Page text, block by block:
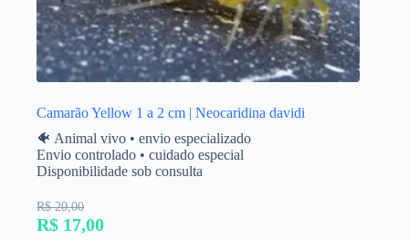
Camarão Yellow 1 a 2 cm | Neocaridina davidi
🐠 Animal vivo • envio especializado
Envio controlado • cuidado especial
Disponibilidade sob consulta
R$ 20,00
R$ 17,00